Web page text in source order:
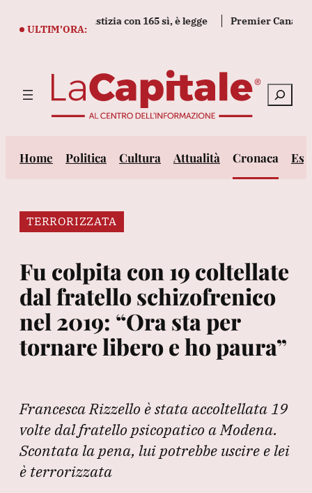
ULTIM’ORA:
legge giustizia con 165 sì, è legge Premier Canada,
Cerca
Home Politica Cultura Attualità Cronaca
TERRORIZZATA
Fu colpita con 19 coltellate
dal fratello schizofrenico
nel 2019: “Ora sta per
tornare libero e ho paura”
Francesca Rizzello è stata accoltellata 19
volte dal fratello psicopatico a Modena.
Scontata la pena, lui potrebbe uscire e lei
è terrorizzata